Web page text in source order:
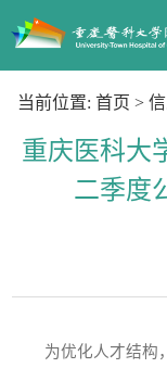
当前位置: 首页 >
重庆医科大
二季度
为优化人才结构